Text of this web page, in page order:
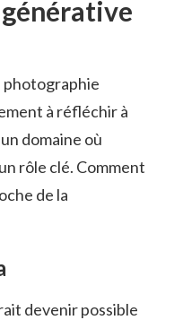
photographie
à réfléchir à
domaine où
rôle clé. Comment
de la
devenir possible